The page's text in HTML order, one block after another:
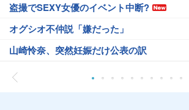
盗撮でSEXY女優のイベント中断?
オグシオ不仲説「嫌だった」
山崎怜奈、突然妊娠だけ公表の訳